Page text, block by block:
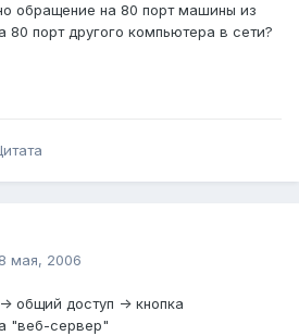
обращение на 80 порт машины из
80 порт другого компьютера в сети?
мая, 2006
общий доступ -> кнопка
"веб-сервер"